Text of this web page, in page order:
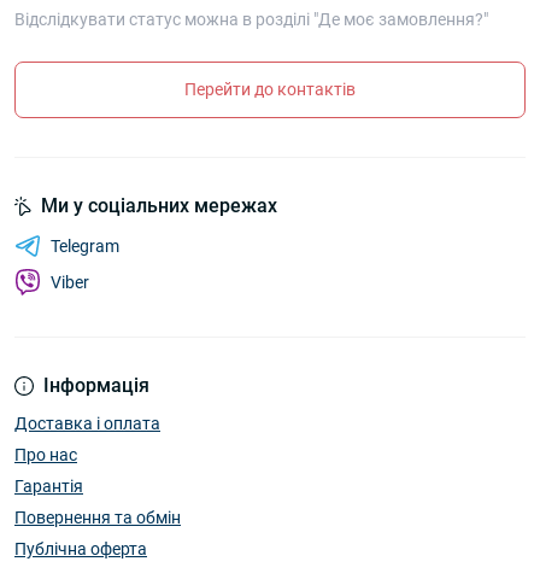
Відслідкувати статус можна в розділі "Де моє замовлення?"
Перейти до контактів
Інформація
Доставка і оплата
Про нас
Гарантія
Повернення та обмін
Публічна оферта
Ми у соціальних мережах
Telegram
Viber